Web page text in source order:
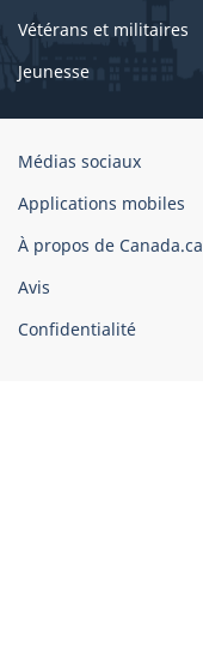
Vétérans et militaires
Jeunesse
Organisation
gouvernement
du
Canada
Médias sociaux
Applications mobiles
À propos de Canada.ca
Avis
Confidentialité